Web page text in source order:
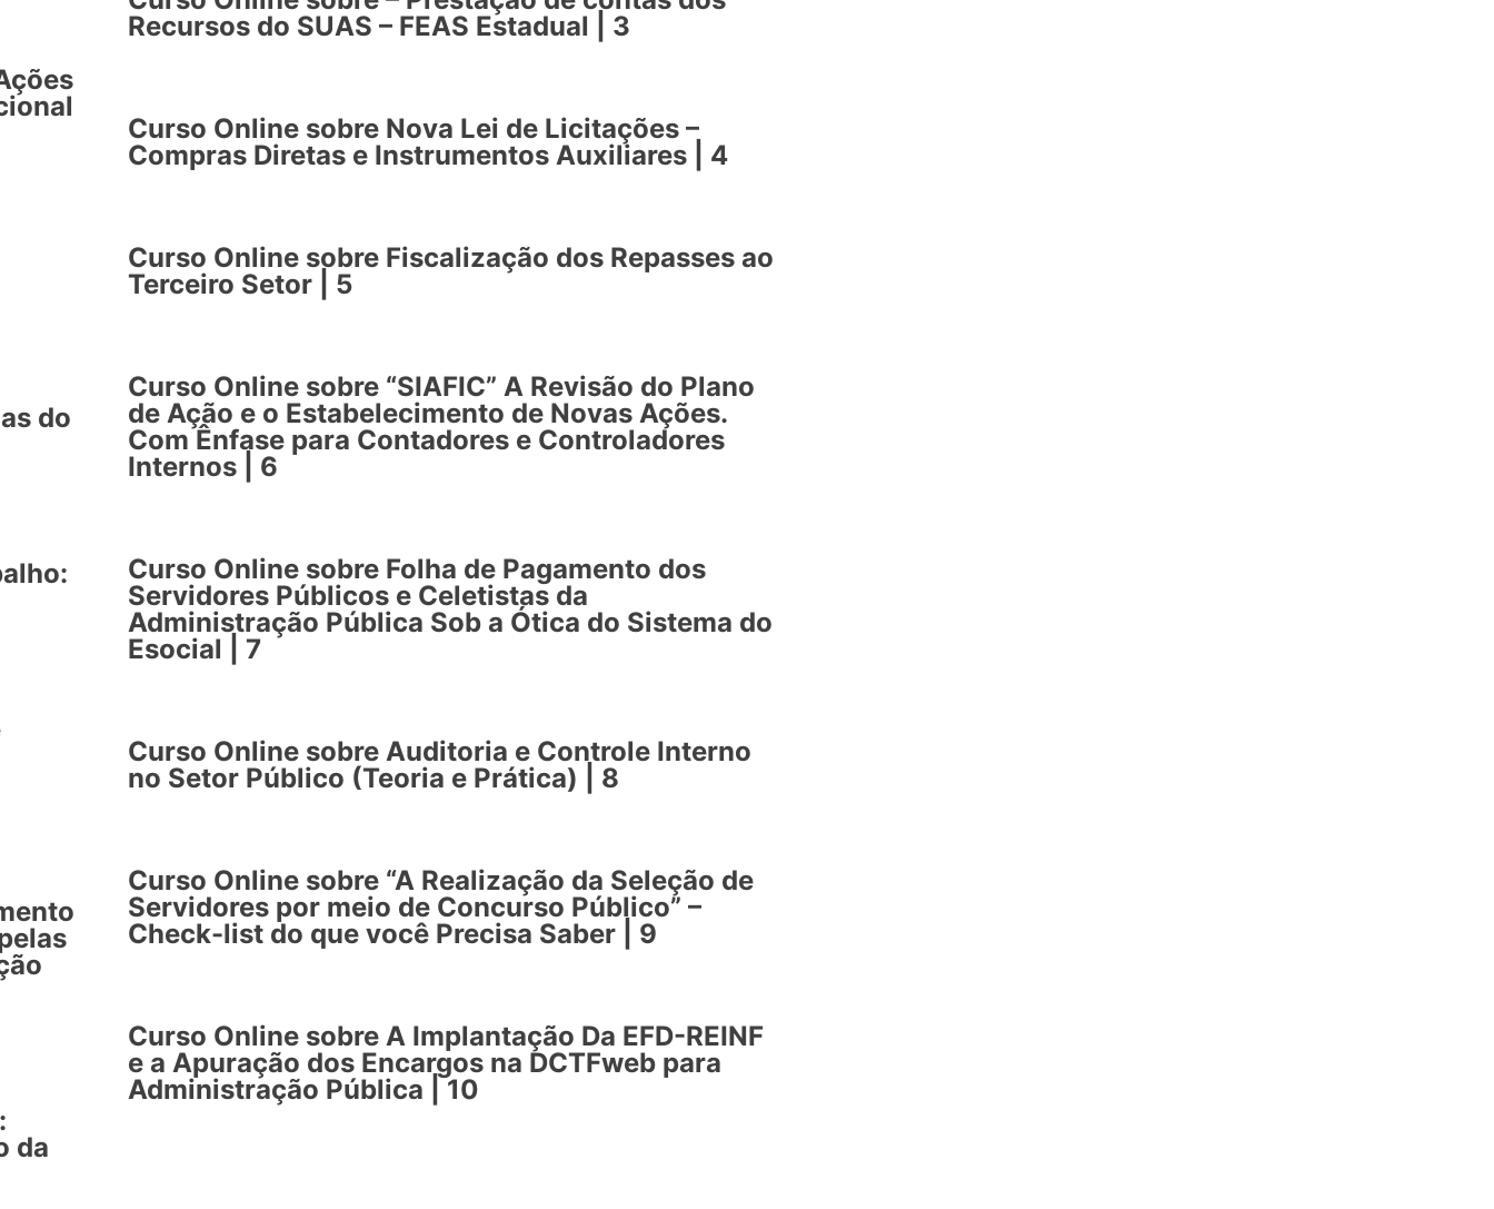
do
da
Recursos do SUAS – FEAS Estadual | 3
Curso Online sobre Nova Lei de Licitações –
Compras Diretas e Instrumentos Auxiliares | 4
Curso Online sobre Fiscalização dos Repasses ao
Terceiro Setor | 5
Curso Online sobre “SIAFIC” A Revisão do Plano
de Ação e o Estabelecimento de Novas Ações.
Com Ênfase para Contadores e Controladores
Internos | 6
Curso Online sobre Folha de Pagamento dos
Servidores Públicos e Celetistas da
Administração Pública Sob a Ótica do Sistema do
Esocial | 7
Curso Online sobre Auditoria e Controle Interno
no Setor Público (Teoria e Prática) | 8
Curso Online sobre “A Realização da Seleção de
Servidores por meio de Concurso Público” –
Check-list do que você Precisa Saber | 9
Curso Online sobre A Implantação Da EFD-REINF
e a Apuração dos Encargos na DCTFweb para
Administração Pública | 10